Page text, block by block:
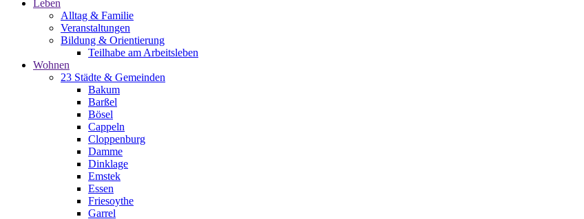
Leben
Alltag & Familie
Veranstaltungen
Bildung & Orientierung
Teilhabe am Arbeitsleben
Wohnen
23 Städte & Gemeinden
Bakum
Barßel
Bösel
Cappeln
Cloppenburg
Damme
Dinklage
Emstek
Essen
Friesoythe
Garrel